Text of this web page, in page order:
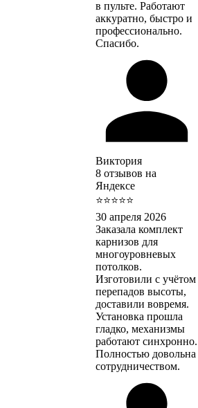
в пульте. Работают
аккуратно, быстро и
профессионально.
Спасибо.
Виктория
8 отзывов на
Яндексе
⭐⭐⭐⭐⭐
30 апреля 2026
Заказала комплект
карнизов для
многоуровневых
потолков.
Изготовили с учётом
перепадов высоты,
доставили вовремя.
Установка прошла
гладко, механизмы
работают синхронно.
Полностью довольна
сотрудничеством.